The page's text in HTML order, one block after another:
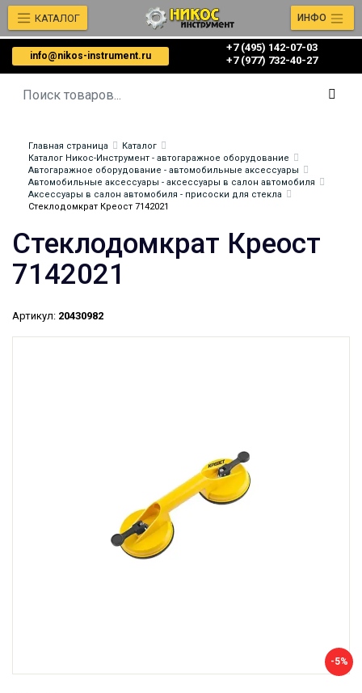
info@nikos-instrument.ru
+7 (495) 142-07-03
‎‎+7 (977) 732-40-27
КАТАЛОГ ИНФО
Главная страница
Каталог
Каталог Никос-Инструмент - автогаражное оборудование
Автогаражное оборудование - автомобильные аксессуары
Автомобильные аксессуары - аксессуары в салон автомобиля
Аксессуары в салон автомобиля - присоски для стекла
Стеклодомкрат Креост 7142021
Стеклодомкрат Креост
7142021
Артикул: 20430982
-5%